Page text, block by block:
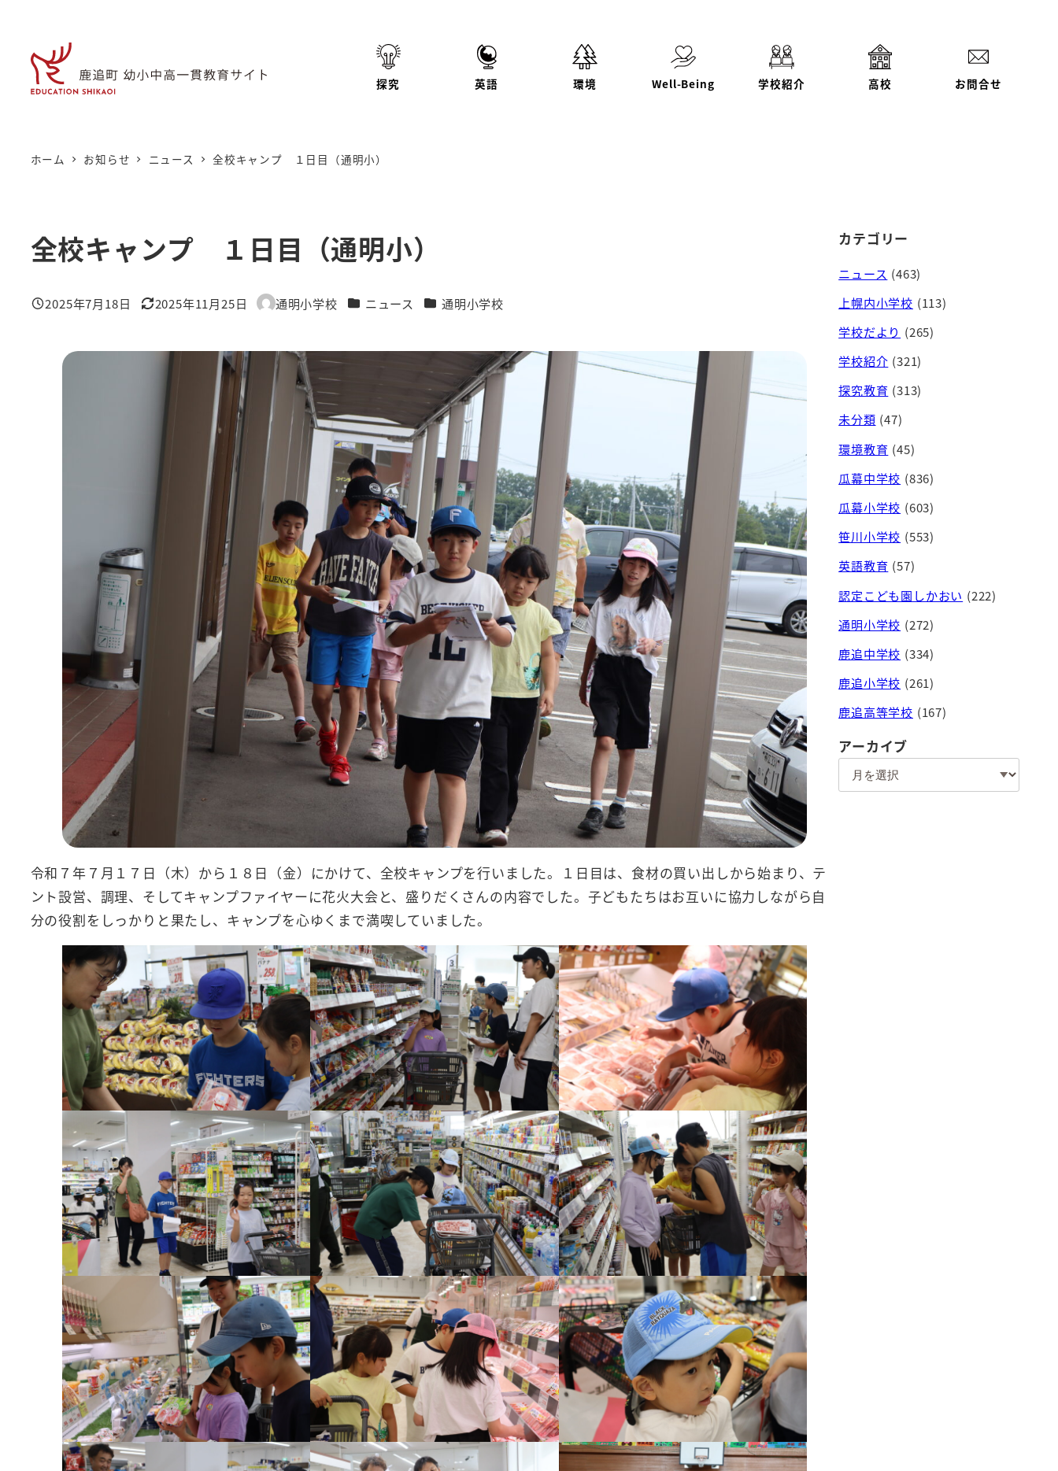
探究 英語 環境 Well-Being 学校紹介 高校 お問合せ
ホーム お知らせ ニュース 全校キャンプ １日目（通明小）
全校キャンプ １日目（通明小）
投稿日
2025年7月18日
更新日
2025年11月25日
著
通明小学校 カテゴリー
ニュース カテゴリー
通明小学校
令和７年７月１７日（木）から１８日（金）にかけて、全校キャンプを行いました。１日目は、食材の買い出しから始まり、テ
ント設営、調理、そしてキャンプファイヤーに花火大会と、盛りだくさんの内容でした。子どもたちはお互いに協力しながら自
分の役割をしっかりと果たし、キャンプを心ゆくまで満喫していました。
カテゴリー
ニュース (463)
上幌内小学校 (113)
学校だより (265)
学校紹介 (321)
探究教育 (313)
未分類 (47)
環境教育 (45)
瓜幕中学校 (836)
瓜幕小学校 (603)
笹川小学校 (553)
英語教育 (57)
認定こども園しかおい (222)
通明小学校 (272)
鹿追中学校 (334)
鹿追小学校 (261)
鹿追高等学校 (167)
アーカイブ